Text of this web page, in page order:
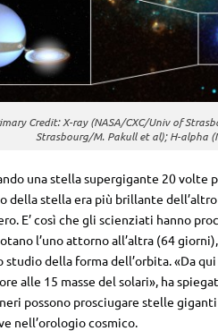
Credit: X-ray (NASA/CXC/Univ of
Strasbourg/M. Pakull et al); H-alpha
una stella supergigante 20 volte
della stella era più brillante
E’ così che gli scienziati hanno
l’uno attorno all’altra (64
della forma dell’orbita. «Da
alle 15 masse del solari», ha
possono prosciugare stelle
nell’orologio cosmico.